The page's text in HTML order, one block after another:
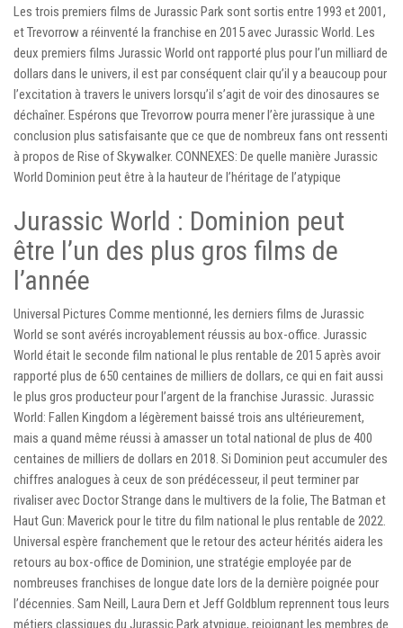
Les trois premiers films de Jurassic Park sont sortis entre 1993 et ​​2001,
et Trevorrow a réinventé la franchise en 2015 avec Jurassic World. Les
deux premiers films Jurassic World ont rapporté plus pour l’un milliard de
dollars dans le univers, il est par conséquent clair qu’il y a beaucoup pour
l’excitation à travers le univers lorsqu’il s’agit de voir des dinosaures se
déchaîner. Espérons que Trevorrow pourra mener l’ère jurassique à une
conclusion plus satisfaisante que ce que de nombreux fans ont ressenti
à propos de Rise of Skywalker. CONNEXES: De quelle manière Jurassic
World Dominion peut être à la hauteur de l’héritage de l’atypique
Jurassic World : Dominion peut
être l’un des plus gros films de
l’année
Universal Pictures Comme mentionné, les derniers films de Jurassic
World se sont avérés incroyablement réussis au box-office. Jurassic
World était le seconde film national le plus rentable de 2015 après avoir
rapporté plus de 650 centaines de milliers de dollars, ce qui en fait aussi
le plus gros producteur pour l’argent de la franchise Jurassic. Jurassic
World: Fallen Kingdom a légèrement baissé trois ans ultérieurement,
mais a quand même réussi à amasser un total national de plus de 400
centaines de milliers de dollars en 2018. Si Dominion peut accumuler des
chiffres analogues à ceux de son prédécesseur, il peut terminer par
rivaliser avec Doctor Strange dans le multivers de la folie, The Batman et
Haut Gun: Maverick pour le titre du film national le plus rentable de 2022.
Universal espère franchement que le retour des acteur hérités aidera les
retours au box-office de Dominion, une stratégie employée par de
nombreuses franchises de longue date lors de la dernière poignée pour
l’décennies. Sam Neill, Laura Dern et Jeff Goldblum reprennent tous leurs
métiers classiques du Jurassic Park atypique, rejoignant les membres de